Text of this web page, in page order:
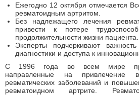
Ежегодно 12 октября отмечается
ревматоидным артритом.
Без надлежащего лечения
привести к потере
продолжительности жизни пациента.
Эксперты подчеркивают
диагностики и доступа к
С 1996 года во всем мире
направленные на привлечение
ревматических заболеваний и
ревматоидном артрите.